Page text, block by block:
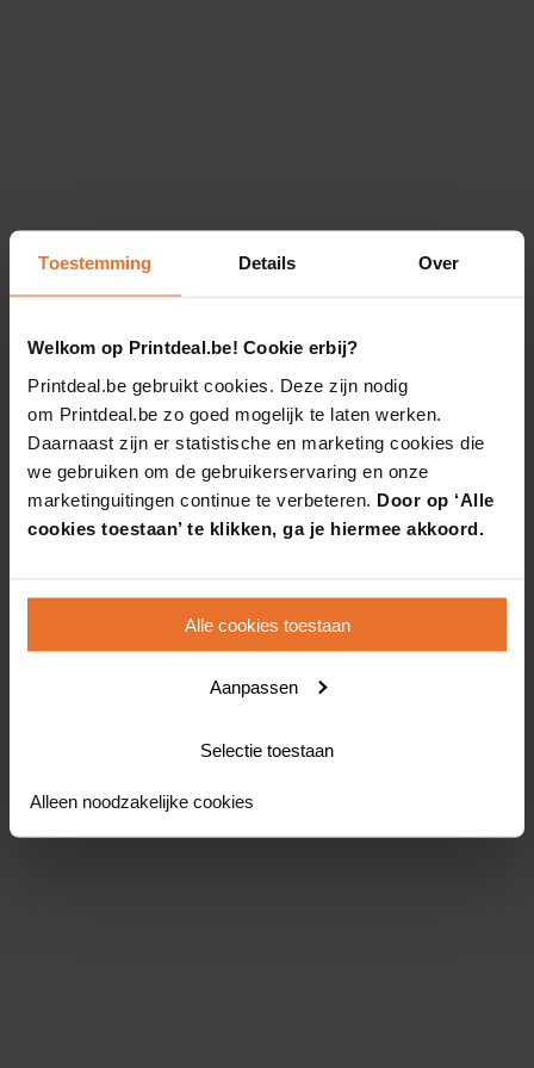
Toestemming Details Over
Welkom op Printdeal.be! Cookie erbij?
Printdeal.be gebruikt cookies. Deze zijn nodig
om Printdeal.be zo goed mogelijk te laten werken.
Daarnaast zijn er statistische en marketing cookies die
we gebruiken om de gebruikerservaring en onze
marketinguitingen continue te verbeteren. Door op ‘Alle
cookies toestaan’ te klikken, ga je hiermee akkoord.
Alle cookies toestaan
Aanpassen
Selectie toestaan
Alleen noodzakelijke cookies